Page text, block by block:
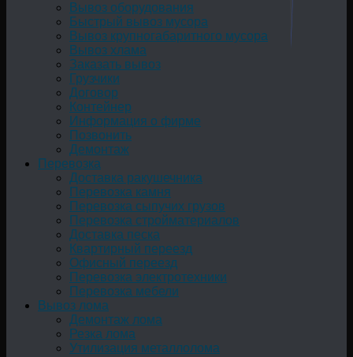
Вывоз оборудования
Быстрый вывоз мусора
Вывоз крупногабаритного мусора
Вывоз хлама
Заказать вывоз
Грузчики
Договор
Контейнер
Информация о фирме
Позвонить
Демонтаж
Перевозка
Доставка ракушечника
Перевозка камня
Перевозка сыпучих грузов
Перевозка стройматериалов
Доставка песка
Квартирный переезд
Офисный переезд
Перевозка электротехники
Перевозка мебели
Вывоз лома
Демонтаж лома
Резка лома
Утилизация металлолома